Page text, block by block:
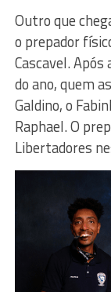
Outro que
o prepador
Cascavel.
do ano, quem
Galdino, o
Raphael. O
Libertadores